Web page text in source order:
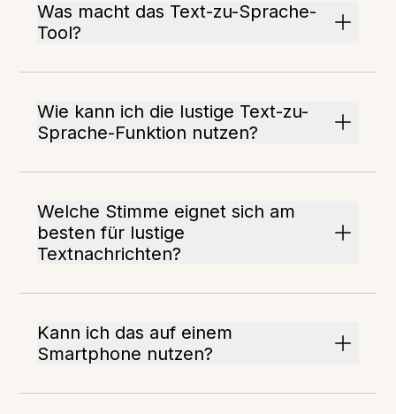
Was macht das Text-zu-Sprache-
Tool?
Wie kann ich die lustige Text-zu-
Sprache-Funktion nutzen?
Welche Stimme eignet sich am
besten für lustige
Textnachrichten?
Kann ich das auf einem
Smartphone nutzen?